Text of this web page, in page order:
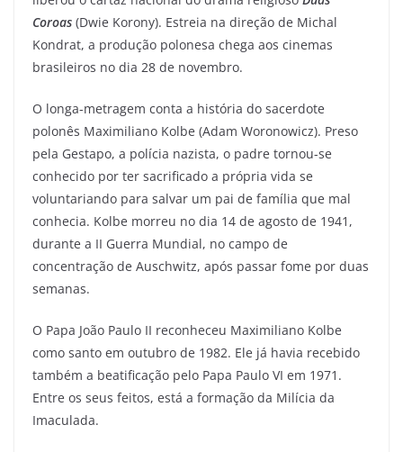
Coroas (Dwie Korony). Estreia na direção de Michal
Kondrat, a produção polonesa chega aos cinemas
brasileiros no dia 28 de novembro.
O longa-metragem conta a história do sacerdote
polonês Maximiliano Kolbe (Adam Woronowicz). Preso
pela Gestapo, a polícia nazista, o padre tornou-se
conhecido por ter sacrificado a própria vida se
voluntariando para salvar um pai de família que mal
conhecia. Kolbe morreu no dia 14 de agosto de 1941,
durante a II Guerra Mundial, no campo de
concentração de Auschwitz, após passar fome por duas
semanas.
O Papa João Paulo II reconheceu Maximiliano Kolbe
como santo em outubro de 1982. Ele já havia recebido
também a beatificação pelo Papa Paulo VI em 1971.
Entre os seus feitos, está a formação da Milícia da
Imaculada.